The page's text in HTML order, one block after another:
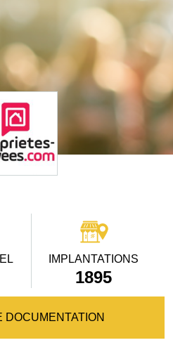
IMPLANTATIONS
1895
DOCUMENTATION